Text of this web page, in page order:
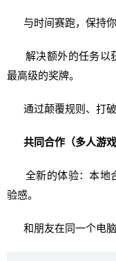
与时间赛跑，保持你
解决额外的任务以
最高级的奖牌。
通过颠覆规则、打破
共同合作（多人游戏
全新的体验：本地
验感。
和朋友在同一个电脑